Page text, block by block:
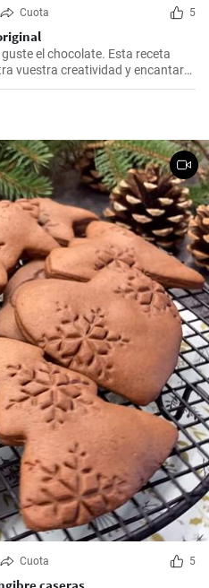
Cuota 5
el chocolate. Esta receta
vuestra creatividad y encantará
Cuota 5